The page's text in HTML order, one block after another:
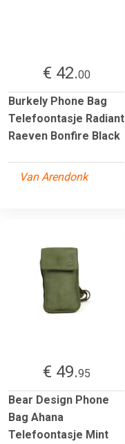
€ 42.00
Burkely Phone Bag
Telefoontasje Radiant
Raeven Bonfire Black
Van Arendonk
€ 49.95
Bear Design Phone
Bag Ahana
Telefoontasje Mint